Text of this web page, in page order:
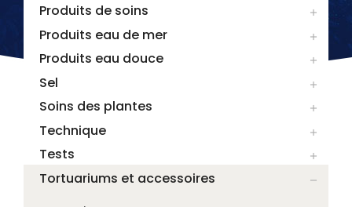
Produits de soins 
Produits eau de mer 
Produits eau douce 
Sel 
Soins des plantes 
Technique 
Tests 
Tortuariums et accessoires 